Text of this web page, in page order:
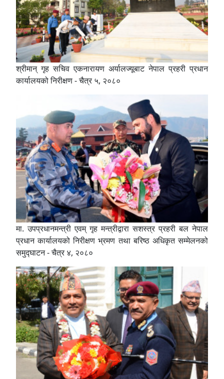
श्रीमान् गृह सचिव एकनारायण अर्यालज्यूबाट नेपाल प्रहरी प्रधान
कार्यालयको निरीक्षण - चैत्र ५, २०८०
मा. उपप्रधानमन्त्री एवम् गृह मन्त्रीद्वारा सशस्त्र प्रहरी बल नेपाल
प्रधान कार्यालयको निरीक्षण भ्रमण तथा बरिष्ठ अधिकृत सम्मेलनको
समुद्घाटन - चैत्र ४, २०८०